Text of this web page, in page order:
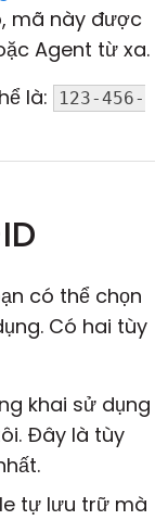
mã này được
Agent từ xa.
là:
123-456-
có thể chọn
Có hai tùy
khai sử dụng
Đây là tùy
tự lưu trữ mà